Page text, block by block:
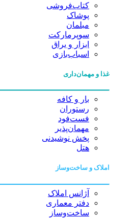
کتاب‌فروشی
پوشاک
مبلمان
سوپرمارکت
ابزار و یراق
اسباب‌بازی
غذا و مهمان‌داری
بار و کافه
رستوران
فست‌فود
مهمان‌پذیر
پخش نوشیدنی
هتل
املاک و ساخت‌وساز
آژانس املاک
دفتر معماری
ساخت‌وساز